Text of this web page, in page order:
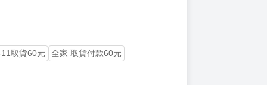
取貨60元
全家 取貨付款60元